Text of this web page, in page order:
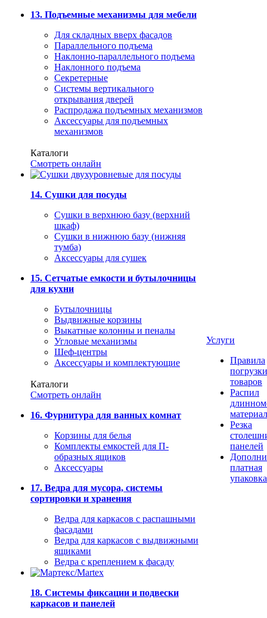
13. Подъемные механизмы для мебели
Для складных вверх фасадов
Параллельного подъема
Наклонно-параллельного подъема
Наклонного подъема
Секретерные
Системы вертикального
открывания дверей
Распродажа подъемных механизмов
Аксессуары для подъемных
механизмов
Каталоги
Смотреть онлайн
14. Сушки для посуды
Сушки в верхнюю базу (верхний
шкаф)
Сушки в нижнюю базу (нижняя
тумба)
Аксессуары для сушек
15. Сетчатые емкости и бутылочницы
для кухни
Бутылочницы
Выдвижные корзины
Выкатные колонны и пеналы
Угловые механизмы
Шеф-центры
Аксессуары и комплектующие
Каталоги
Смотреть онлайн
16. Фурнитура для ванных комнат
Корзины для белья
Комплекты емкостей для П-
образных ящиков
Аксессуары
17. Ведра для мусора, системы
сортировки и хранения
Ведра для каркасов с распашными
фасадами
Ведра для каркасов с выдвижными
ящиками
Ведра с креплением к фасаду
18. Системы фиксации и подвески
каркасов и панелей
Услуги
Правила
погрузки
товаров
Распил
Резка
панелей
платная
упаковка